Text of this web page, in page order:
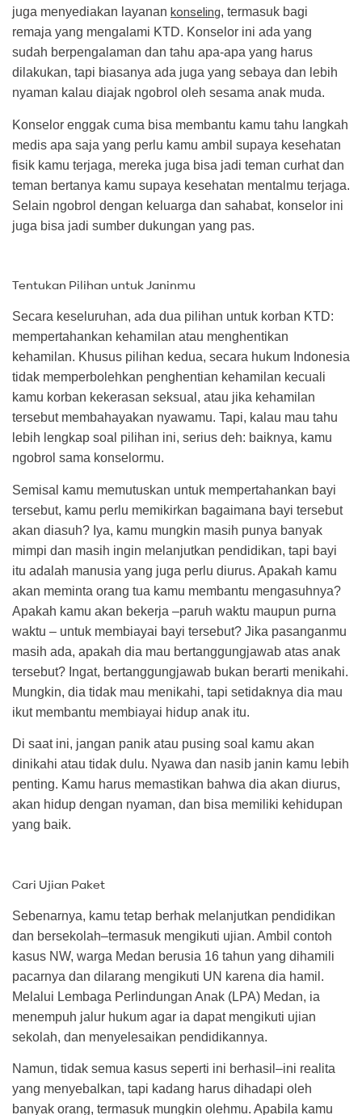
juga menyediakan layanan konseling, termasuk bagi
remaja yang mengalami KTD. Konselor ini ada yang
sudah berpengalaman dan tahu apa-apa yang harus
dilakukan, tapi biasanya ada juga yang sebaya dan lebih
nyaman kalau diajak ngobrol oleh sesama anak muda.
Konselor enggak cuma bisa membantu kamu tahu langkah
medis apa saja yang perlu kamu ambil supaya kesehatan
fisik kamu terjaga, mereka juga bisa jadi teman curhat dan
teman bertanya kamu supaya kesehatan mentalmu terjaga.
Selain ngobrol dengan keluarga dan sahabat, konselor ini
juga bisa jadi sumber dukungan yang pas.
Tentukan Pilihan untuk Janinmu
Secara keseluruhan, ada dua pilihan untuk korban KTD:
mempertahankan kehamilan atau menghentikan
kehamilan. Khusus pilihan kedua, secara hukum Indonesia
tidak memperbolehkan penghentian kehamilan kecuali
kamu korban kekerasan seksual, atau jika kehamilan
tersebut membahayakan nyawamu. Tapi, kalau mau tahu
lebih lengkap soal pilihan ini, serius deh: baiknya, kamu
ngobrol sama konselormu.
Semisal kamu memutuskan untuk mempertahankan bayi
tersebut, kamu perlu memikirkan bagaimana bayi tersebut
akan diasuh? Iya, kamu mungkin masih punya banyak
mimpi dan masih ingin melanjutkan pendidikan, tapi bayi
itu adalah manusia yang juga perlu diurus. Apakah kamu
akan meminta orang tua kamu membantu mengasuhnya?
Apakah kamu akan bekerja –paruh waktu maupun purna
waktu – untuk membiayai bayi tersebut? Jika pasanganmu
masih ada, apakah dia mau bertanggungjawab atas anak
tersebut? Ingat, bertanggungjawab bukan berarti menikahi.
Mungkin, dia tidak mau menikahi, tapi setidaknya dia mau
ikut membantu membiayai hidup anak itu.
Di saat ini, jangan panik atau pusing soal kamu akan
dinikahi atau tidak dulu. Nyawa dan nasib janin kamu lebih
penting. Kamu harus memastikan bahwa dia akan diurus,
akan hidup dengan nyaman, dan bisa memiliki kehidupan
yang baik.
Cari Ujian Paket
Sebenarnya, kamu tetap berhak melanjutkan pendidikan
dan bersekolah–termasuk mengikuti ujian. Ambil contoh
kasus NW, warga Medan berusia 16 tahun yang dihamili
pacarnya dan dilarang mengikuti UN karena dia hamil.
Melalui Lembaga Perlindungan Anak (LPA) Medan, ia
menempuh jalur hukum agar ia dapat mengikuti ujian
sekolah, dan menyelesaikan pendidikannya.
Namun, tidak semua kasus seperti ini berhasil–ini realita
yang menyebalkan, tapi kadang harus dihadapi oleh
banyak orang, termasuk mungkin olehmu. Apabila kamu